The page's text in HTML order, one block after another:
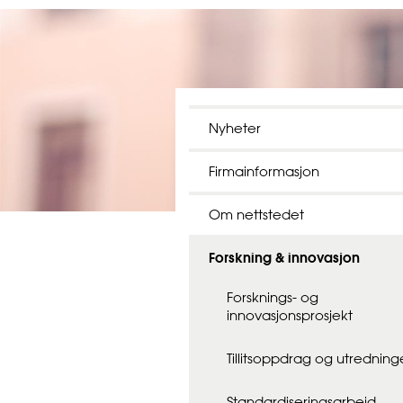
Nyheter
Firmainformasjon
Om nettstedet
Forskning & innovasjon
Forsknings- og
innovasjonsprosjekt
Tillitsoppdrag og